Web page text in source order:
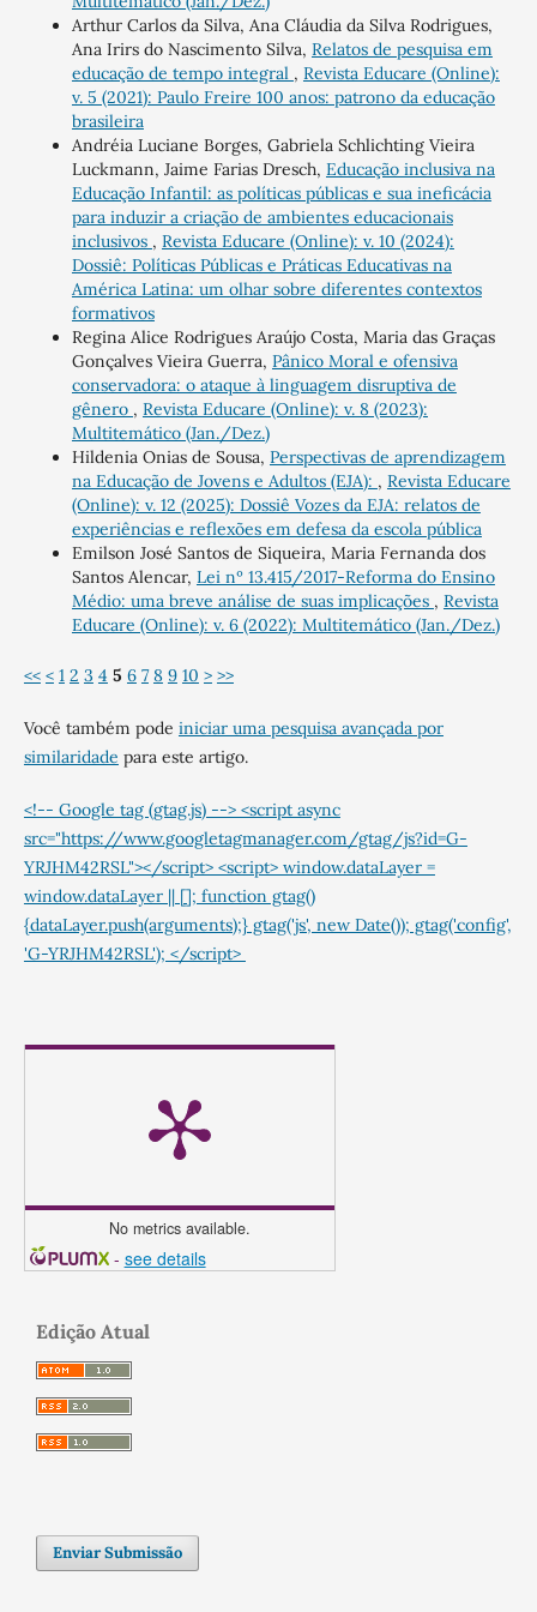
Arthur Carlos da Silva, Ana Cláudia da Silva Rodrigues,
Ana Irirs do Nascimento Silva, Relatos de pesquisa em
educação de tempo integral , Revista Educare (Online):
v. 5 (2021): Paulo Freire 100 anos: patrono da educação
brasileira
Andréia Luciane Borges, Gabriela Schlichting Vieira
Luckmann, Jaime Farias Dresch, Educação inclusiva na
Educação Infantil: as políticas públicas e sua ineficácia
para induzir a criação de ambientes educacionais
inclusivos , Revista Educare (Online): v. 10 (2024):
Dossiê: Políticas Públicas e Práticas Educativas na
América Latina: um olhar sobre diferentes contextos
formativos
Regina Alice Rodrigues Araújo Costa, Maria das Graças
Gonçalves Vieira Guerra, Pânico Moral e ofensiva
conservadora: o ataque à linguagem disruptiva de
gênero , Revista Educare (Online): v. 8 (2023):
Multitemático (Jan./Dez.)
Hildenia Onias de Sousa, Perspectivas de aprendizagem
na Educação de Jovens e Adultos (EJA): , Revista Educare
(Online): v. 12 (2025): Dossiê Vozes da EJA: relatos de
experiências e reflexões em defesa da escola pública
Emilson José Santos de Siqueira, Maria Fernanda dos
Santos Alencar, Lei nº 13.415/2017-Reforma do Ensino
Médio: uma breve análise de suas implicações , Revista
Educare (Online): v. 6 (2022): Multitemático (Jan./Dez.)
<< < 1 2 3 4 5 6 7 8 9 10 > >>
Você também pode iniciar uma pesquisa avançada por
similaridade para este artigo.
<!-- Google tag (gtag.js) --> <script async
src="https://www.googletagmanager.com/gtag/js?id=G-
YRJHM42RSL"></script> <script> window.dataLayer =
window.dataLayer || []; function gtag()
{dataLayer.push(arguments);} gtag('js', new Date()); gtag('config',
'G-YRJHM42RSL'); </script>
No metrics available.
- see details
Edição Atual
Enviar Submissão